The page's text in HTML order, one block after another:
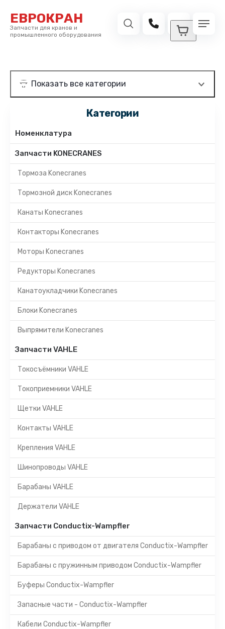
ЕВРОКРАН
Запчасти для кранов и
промышленного оборудования
Категории
Номенклатура
Запчасти KONECRANES
Тормоза Konecranes
Тормозной диск Konecranes
Канаты Konecranes
Контакторы Konecranes
Моторы Konecranes
Редукторы Konecranes
Канатоукладчики Konecranes
Блоки Konecranes
Выпрямители Konecranes
Запчасти VAHLE
Токосъёмники VAHLE
Токоприемники VAHLE
Щетки VAHLE
Контакты VAHLE
Крепления VAHLE
Шинопроводы VAHLE
Барабаны VAHLE
Держатели VAHLE
Запчасти Conductix-Wampfler
Барабаны с приводом от двигателя Conductix-Wampfler
Барабаны с пружинным приводом Conductix-Wampfler
Буферы Conductix-Wampfler
Запасные части - Conductix-Wampfler
Кабели Conductix-Wampfler